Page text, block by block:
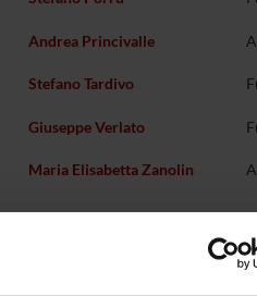
Andrea Princivalle
Stefano Tardivo
Giuseppe Verlato
Maria Elisabetta Zanolin